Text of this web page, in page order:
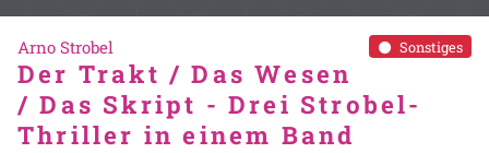
Sonstiges
Arno Strobel
Der Trakt / Das Wesen
/ Das Skript - Drei Strobel-
Thriller in einem Band